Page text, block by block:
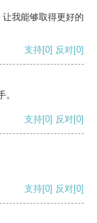
我能够取得更好的
支持[0] 反对[0]
支持[0] 反对[0]
支持[0] 反对[0]